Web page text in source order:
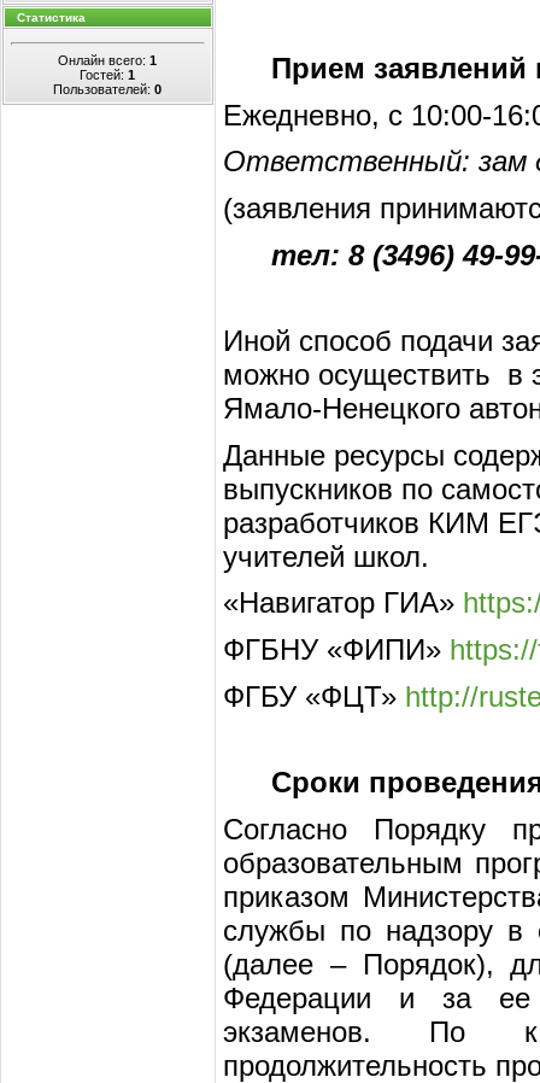
Статистика
Онлайн всего:1
Гостей:1
Пользователей:0
Прием заявлений
Ежедневно, с 10:00-
Ответственный: зам
(заявления
тел: 8 (3496) 49-
Иной способ подачи
можно осуществить в
Ямало-Ненецкого
Данные ресурсы
выпускников по
разработчиков КИМ
учителей школ.
«Навигатор ГИА»
ФГБНУ «ФИПИ»
ФГБУ «ФЦТ» http://
Сроки
Согласно Порядку
образовательным
приказом
службы по надзору в
(далее – Порядок),
Федерации и за ее
экзаменов. По
продолжительность